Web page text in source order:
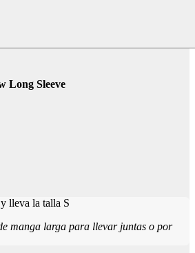
Long Sleeve
lleva la talla S
manga larga para llevar juntas o por